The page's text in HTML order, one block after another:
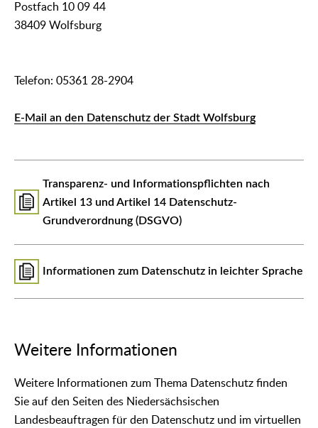
Postfach 10 09 44
38409 Wolfsburg
Telefon: 05361 28-2904
E-Mail an den Datenschutz der Stadt Wolfsburg
Transparenz- und Informationspflichten nach
Artikel 13 und Artikel 14 Datenschutz-
Grundverordnung (DSGVO)
Informationen zum Datenschutz in leichter Sprache
Weitere Informationen
Weitere Informationen zum Thema Datenschutz finden
Sie auf den Seiten des Niedersächsischen
Landesbeauftragen für den Datenschutz und im virtuellen